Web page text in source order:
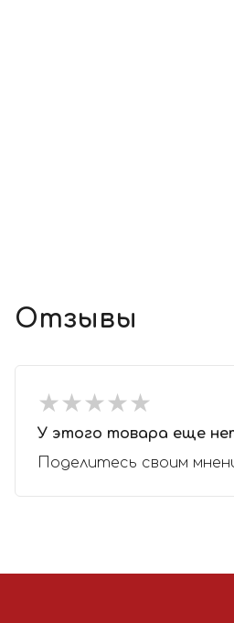
Отзывы
★★★★★
★★★★★
У этого товара еще
Поделитесь своим